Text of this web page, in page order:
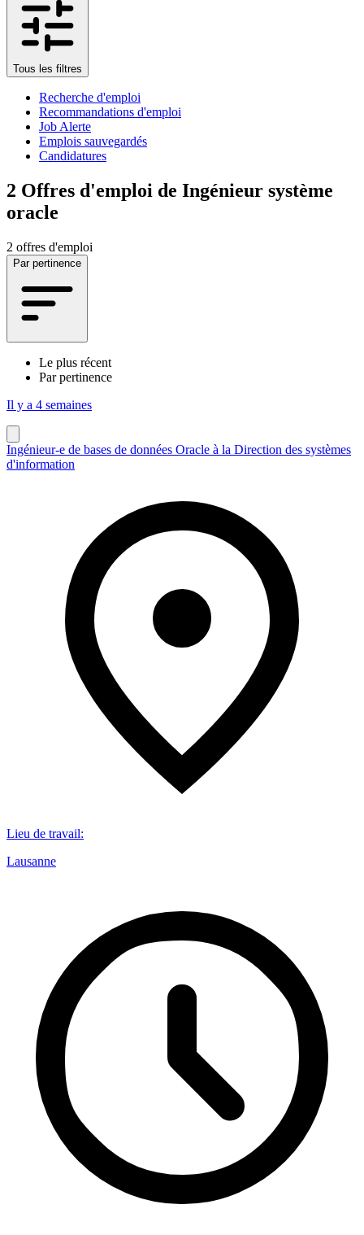
Tous les filtres
Recherche d'emploi
Recommandations d'emploi
Job Alerte
Emplois sauvegardés
Candidatures
2 Offres d'emploi de Ingénieur système
oracle
2 offres d'emploi
Par pertinence
Le plus récent
Par pertinence
Il y a 4 semaines
Ingénieur-e de bases de données Oracle à la Direction des systèmes
d'information
Lieu de travail:
Lausanne